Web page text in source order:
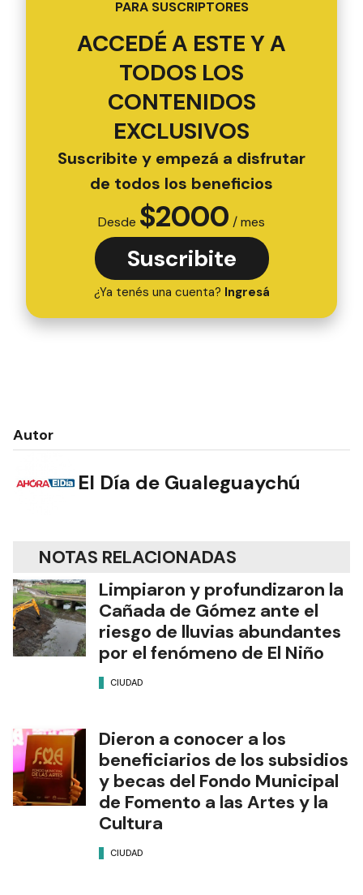
ESTE CONTENIDO COMPLETO ES SOLO
PARA SUSCRIPTORES
ACCEDÉ A ESTE Y A
TODOS LOS
CONTENIDOS
EXCLUSIVOS
Suscribite y empezá a disfrutar
de todos los beneficios
Desde $2000/ mes
Suscribite
Autor
NOTAS RELACIONADAS
Limpiaron y profundizaron la
Cañada de Gómez ante el
riesgo de lluvias abundantes
CIUDAD
Dieron a conocer a los
beneficiarios de los subsidios
y becas del Fondo Municipal
de Fomento a las Artes y la